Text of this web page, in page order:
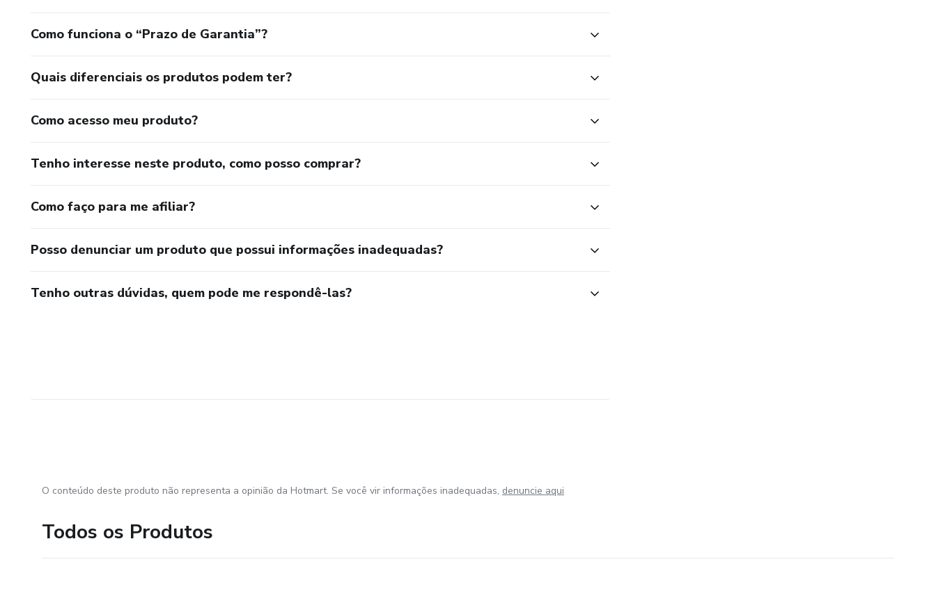
Como funciona o “Prazo de Garantia”?
Quais diferenciais os produtos podem ter?
Como acesso meu produto?
Tenho interesse neste produto, como posso comprar?
Como faço para me afiliar?
Posso denunciar um produto que possui informações inadequadas?
Tenho outras dúvidas, quem pode me respondê-las?
O conteúdo deste produto não representa a opinião da Hotmart. Se você vir informações inadequadas, denuncie aqui
Todos os Produtos